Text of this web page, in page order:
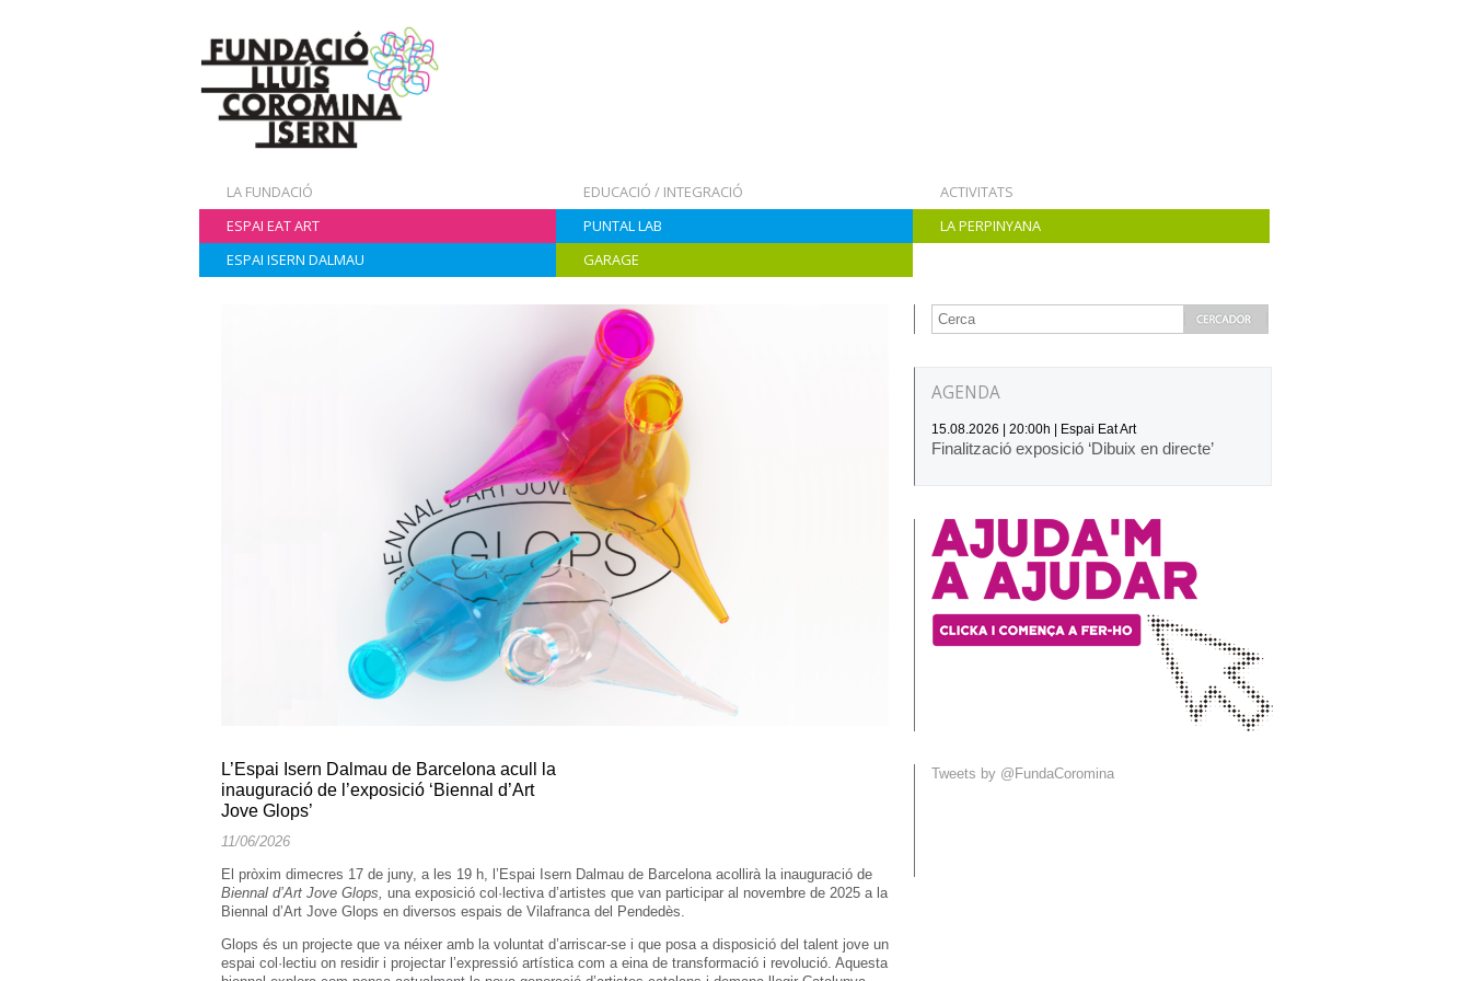
LA FUNDACIÓ EDUCACIÓ / INTEGRACIÓ
ACTIVITATS
ESPAI EAT ART
PUNTAL LAB
LA PERPINYANA
ESPAI ISERN DALMAU
GARAGE
L’Espai Isern Dalmau de Barcelona acull la
inauguració de l’exposició ‘Biennal d’Art
Jove Glops’
11/06/2026
El pròxim dimecres 17 de juny, a les 19 h, l’Espai Isern Dalmau de Barcelona acollirà la inauguració de
Biennal d’Art Jove Glops, una exposició col·lectiva d’artistes que van participar al novembre de 2025 a la
Biennal d’Art Jove Glops en diversos espais de Vilafranca del Pendedès.
Glops és un projecte que va néixer amb la voluntat d’arriscar-se i que posa a disposició del talent jove un
espai col·lectiu on residir i projectar l’expressió artística com a eina de transformació i revolució. Aquesta
AGENDA
15.08.2026 | 20:00h | Espai Eat Art
Finalització exposició ‘Dibuix en directe’
Tweets by @FundaCoromina